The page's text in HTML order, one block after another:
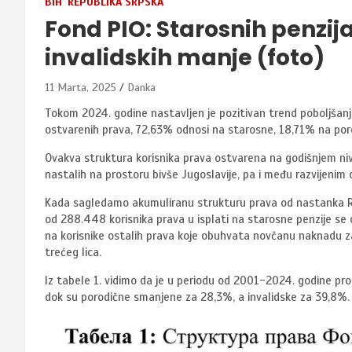
Fond PIO: Starosnih
invalidskih manje (foto)
11 Marta, 2025 Danka
Tokom 2024. godine nastavljen je pozitivan trend
ostvarenih prava, 72,63% odnosi na starosne, 18,71% na
Ovakva struktura korisnika prava ostvarena na godišnjem
nastalih na prostoru bivše Jugoslavije, pa i među razvijenim
Kada sagledamo akumuliranu strukturu prava od nastanka
od 288.448 korisnika prava u isplati na starosne penzije se
na korisnike ostalih prava koje obuhvata novčanu naknadu
trećeg lica.
Iz tabele 1. vidimo da je u periodu od 2001-2024. godine
dok su porodične smanjene za 28,3%, a invalidske za 39,8%.